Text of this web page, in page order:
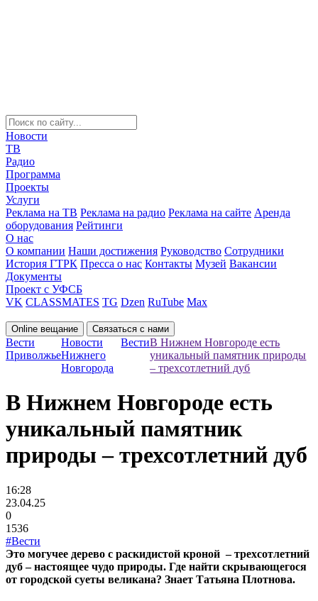
Новости
ТВ
Радио
Программа
Проекты
Услуги
Реклама на ТВ Реклама на радио Реклама на сайте Аренда
оборудования Рейтинги
О нас
О компании Наши достижения Руководство Сотрудники
История ГТРК Пресса о нас Контакты Музей Вакансии
Документы
Проект с УФСБ
VK CLASSMATES TG Dzen RuTube Max
Online вещание Связаться с нами
Вести
Приволжье
Новости
Нижнего
Новгорода
ВестиВ Нижнем Новгороде есть
уникальный памятник природы
– трехсотлетний дуб
В Нижнем Новгороде есть
уникальный памятник
природы – трехсотлетний дуб
16:28
23.04.25
0
1536
#Вести
Это могучее дерево с раскидистой кроной – трехсотлетний
дуб – настоящее чудо природы. Где найти скрывающегося
от городской суеты великана? Знает Татьяна Плотнова.